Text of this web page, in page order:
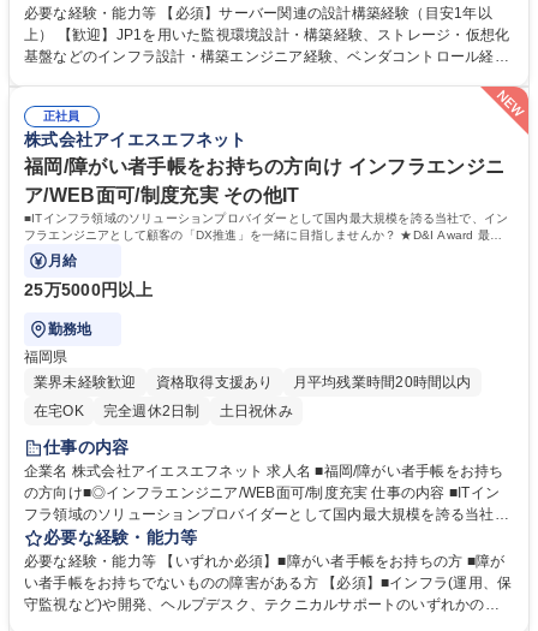
験を積めるため、非常にやりがいのある環境です。 【プロジェクト例】
◎大手通信キャリアのサーバ(オンプレ、クラウド)、ストレージ構成のイ
ンフラ検討実施：新機能開発の要件定義サポート業務などを担当 ◎サーバ
系)医療データ基盤構築、(公共系)新規サーバ構築など ◎サーバ・ストレー
ジ監視設計：サーバ・ストレージの監視設計・構築案件の実行や検証作業
など 募集職種 【東京】上流サーバーエンジニア◆大手企業の案件多数！
キャリアアップ◎
必要な経験・能力等 【必須】サーバー関連の設計構築経験（目安1年以
上） 【歓迎】JP1を用いた監視環境設計・構築経験、ストレージ・仮想化
基盤などのインフラ設計・構築エンジニア経験、ベンダコントロール経
プ支援制度を整えております。新しい技術に挑戦したいエンジニアを応援
するため、ネットワークやサーバー、セキュリティなどのインフラ技術を
学べる研修や、AWS・Azure・GCPなどのマルチクラウド検証環境を備え
ています。テクニカルスキルだけでなく、リーダーシップやマネジメント
スキルなどのヒューマンスキルを磨ける環境も充実しております。 学歴・
資格 学歴：大学院 大学 高専 短大 専修学校 高校 語学力： 資格：
正社員
株式会社アイエスエフネット
福岡/障がい者手帳をお持ちの方向け インフラエンジニ
ア/WEB面可/制度充実 その他IT
■ITインフラ領域のソリューションプロバイダーとして国内最大規模を誇る当社で、イン
フラエンジニアとして顧客の「DX推進」を一緒に目指しませんか？ ★D&I Award 最高
指標など受賞多数!働き易い制度を完備！
月給
25万5000円以上
勤務地
福岡県
業界未経験歓迎
資格取得支援あり
月平均残業時間20時間以内
在宅OK
完全週休2日制 土日祝休み
仕事の内容
企業名 株式会社アイエスエフネット 求人名 ■福岡/障がい者手帳をお持ち
の方向け■◎インフラエンジニア/WEB面可/制度充実 仕事の内容 ■ITイン
フラ領域のソリューションプロバイダーとして国内最大規模を誇る当社
で、インフラエンジニアとして顧客の「DX推進」を一緒に目指しません
か？ ★D&I Award 最高指標など受賞多数!働き易い制度を完備！ ■ネット
ワークやサーバの設計、構築、運用、保守やデータベースチューニング業
務全般 ■データセンターの移転に関する大規模なプロジェクト ■ハード機
必要な経験・能力等
必要な経験・能力等 【いずれか必須】■障がい者手帳をお持ちの方 ■障が
い者手帳をお持ちでないものの障害がある方 【必須】■インフラ(運用、保
守監視など)や開発、ヘルプデスク、テクニカルサポートのいずれかの業